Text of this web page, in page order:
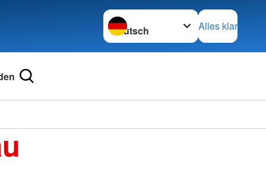
Sprache wechseln zu
Alles klar